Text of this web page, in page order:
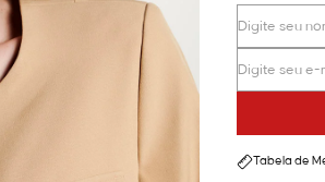
Tabela de